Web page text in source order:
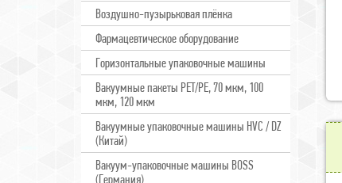
Воздушно-пузырьковая плёнка
Фармацевтическое оборудование
Горизонтальные упаковочные машины
Вакуумные пакеты PET/PE, 70 мкм, 100
мкм, 120 мкм
Вакуумные упаковочные машины HVC / DZ
(Китай)
Вакуум-упаковочные машины BOSS
(Германия)